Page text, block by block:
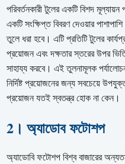
পরিবর্তনকারী টুলের একটি বিশদ
একটি সংক্ষিপ্ত বিবরণ দেওয়ার
তুলে ধরা হবে। এটি প্রতিটি টুলের
প্রয়োজন এবং দক্ষতার স্তরের উপর
সাহায্য করবে। এই তুলনামূলক
নির্দিষ্ট প্রয়োজনের জন্য সবচেয়ে
প্রয়োজন যতই স্বতন্ত্র হোক না কেন।
2। অ্যাডোব ফটোশপ
অ্যাডোবি ফটোশপ বিশ্ব বাজারের